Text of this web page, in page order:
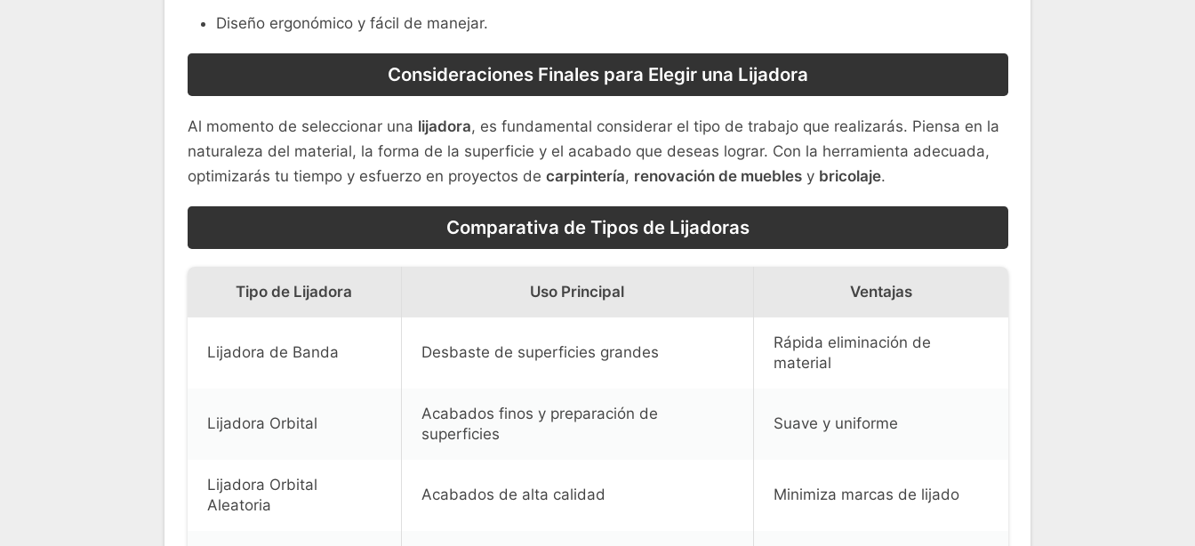
Diseño ergonómico y fácil de manejar.
Consideraciones Finales para Elegir una Lijadora
Al momento de seleccionar una lijadora, es fundamental considerar el tipo de trabajo que realizarás. Piensa en la
naturaleza del material, la forma de la superficie y el acabado que deseas lograr. Con la herramienta adecuada,
optimizarás tu tiempo y esfuerzo en proyectos de carpintería, renovación de mueblesy bricolaje.
Comparativa de Tipos de Lijadoras
Tipo de Lijadora Uso Principal Ventajas
Lijadora de Banda Desbaste de superficies grandes
Rápida eliminación de
material
Lijadora Orbital
Acabados finos y preparación de
superficies
Suave y uniforme
Lijadora Orbital
Aleatoria
Acabados de alta calidad Minimiza marcas de lijado